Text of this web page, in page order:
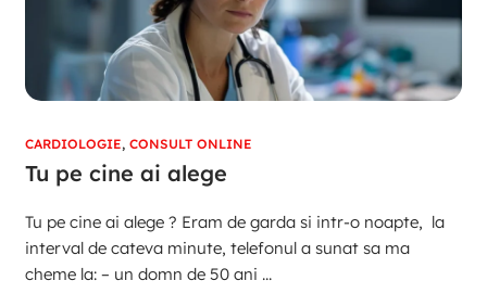
CARDIOLOGIE, CONSULT ONLINE
Tu pe cine ai alege
Tu pe cine ai alege ? Eram de garda si intr-o noapte, la
interval de cateva minute, telefonul a sunat sa ma
cheme la: – un domn de 50 ani ...